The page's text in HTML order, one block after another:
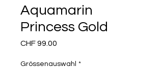
Aquamarin
Princess Gold
CHF 99.00
Grössenauswahl *